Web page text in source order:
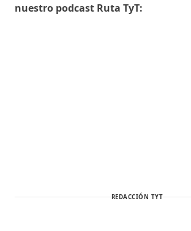
nuestro podcast Ruta TyT:
REDACCIÓN TYT